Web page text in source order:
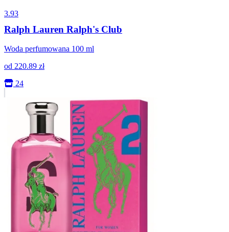
3.93
Ralph Lauren Ralph's Club
Woda perfumowana 100 ml
od 220.89 zł
24